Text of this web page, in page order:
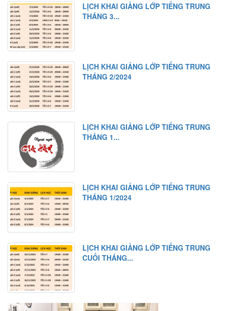
LỊCH KHAI GIẢNG LỚP TIẾNG TRUNG
THÁNG 3...
LỊCH KHAI GIẢNG LỚP TIẾNG TRUNG
THÁNG 2/2024
LỊCH KHAI GIẢNG LỚP TIẾNG TRUNG
THÁNG 1...
LỊCH KHAI GIẢNG LỚP TIẾNG TRUNG
THÁNG 1/2024
LỊCH KHAI GIẢNG LỚP TIẾNG TRUNG
CUỐI THÁNG...